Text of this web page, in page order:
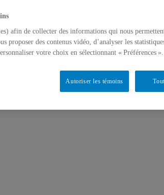
afin de collecter des informations qui nous
proposer des contenus vidéo, d’analyser les
votre choix en sélectionnant « Préférences ».
Autoriser les témoins